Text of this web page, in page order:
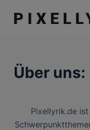
Z
u
Über uns:
Pixellyrik.de